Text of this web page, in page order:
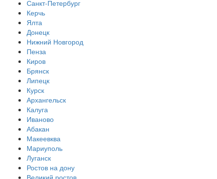
Санкт-Петербург
Керчь
Ялта
Донецк
Нижний Новгород
Пенза
Киров
Брянск
Липецк
Курск
Архангельск
Калуга
Иваново
Абакан
Макеевква
Мариуполь
Луганск
Ростов на дону